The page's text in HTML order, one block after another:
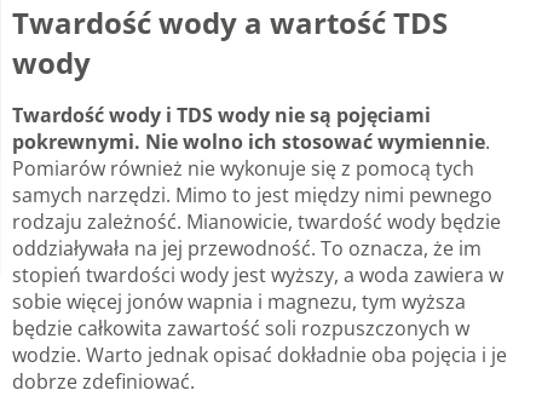
Twardość wody a wartość TDS
wody
Twardość wody i TDS wody nie są pojęciami
pokrewnymi. Nie wolno ich stosować wymiennie.
Pomiarów również nie wykonuje się z pomocą tych
samych narzędzi. Mimo to jest między nimi pewnego
rodzaju zależność. Mianowicie, twardość wody będzie
oddziaływała na jej przewodność. To oznacza, że im
stopień twardości wody jest wyższy, a woda zawiera w
sobie więcej jonów wapnia i magnezu, tym wyższa
będzie całkowita zawartość soli rozpuszczonych w
wodzie. Warto jednak opisać dokładnie oba pojęcia i je
dobrze zdefiniować.